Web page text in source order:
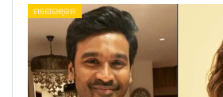
ମନୋରଞ୍ଜନ